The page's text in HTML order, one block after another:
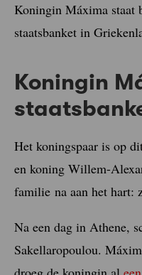
Koningin Máxima staat
staatsbanket in
Koningin
Het koningspaar is op
en koning Willem-
familie na aan het hart:
Na een dag in Athene,
Sakellaropoulou.